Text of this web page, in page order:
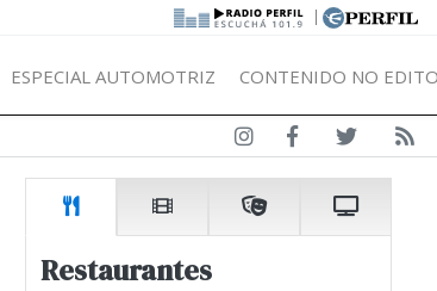
|
ESPECIAL AUTOMOTRIZ CONTENIDO NO
Restaurantes